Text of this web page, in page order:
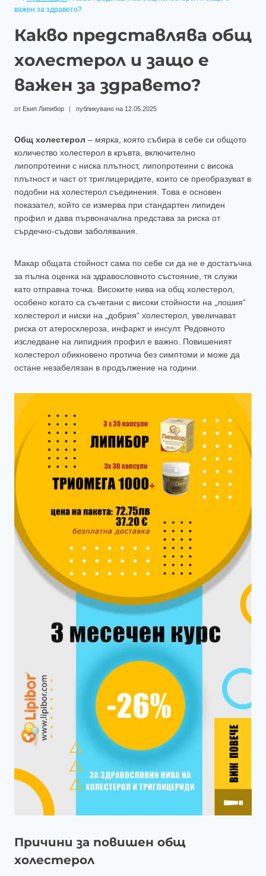
важен за здравето?
Какво представлява общ
холестерол и защо е
важен за здравето?
от Екип Липибор публикувано на 12.05.2025
Общ холестерол – мярка, която събира в себе си общото
количество холестерол в кръвта, включително
липопротеини с ниска плътност, липопротеини с висока
плътност и част от триглицеридите, които се преобразуват в
подобни на холестерол съединения. Това е основен
показател, който се измерва при стандартен липиден
профил и дава първоначална представа за риска от
сърдечно-съдови заболявания.
Макар общата стойност сама по себе си да не е достатъчна
за пълна оценка на здравословното състояние, тя служи
като отправна точка. Високите нива на общ холестерол,
особено когато са съчетани с високи стойности на „лошия“
холестерол и ниски на „добрия“ холестерол, увеличават
риска от атеросклероза, инфаркт и инсулт. Редовното
изследване на липидния профил е важно. Повишеният
холестерол обикновено протича без симптоми и може да
остане незабелязан в продължение на години.
Причини за повишен общ
холестерол